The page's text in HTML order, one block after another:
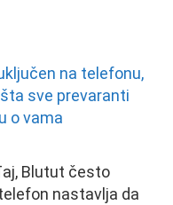
Blutut često
nastavlja da